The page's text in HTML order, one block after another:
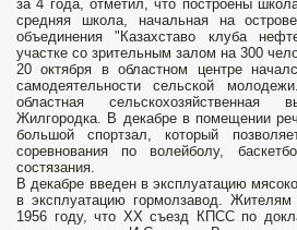
за 4 года, отметил, что построены
средняя школа, начальная на
объединения "Казахставо клуба
участке со зрительным залом на 300
20 октября в областном центре
самодеятельности сельской
областная
Жилгородка. В декабре в помещении
большой спортзал, который
соревнования по волейболу,
состязания.
В декабре введен в эксплуатацию
в эксплуатацию гормолзавод.
1956 году, что XX съезд КПСС по